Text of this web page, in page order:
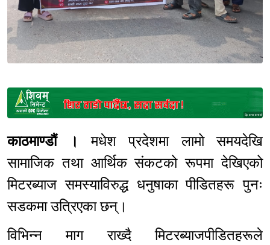
Sponsored
काठमाण्डौं ।मधेश प्रदेशमा लामो समयदेखि
सामाजिक तथा आर्थिक संकटको रूपमा देखिएको
मिटरब्याज समस्याविरुद्ध धनुषाका पीडितहरू पुनः
सडकमा उत्रिएका छन्।
विभिन्न माग राख्दै मिटरब्याजपीडितहरूले